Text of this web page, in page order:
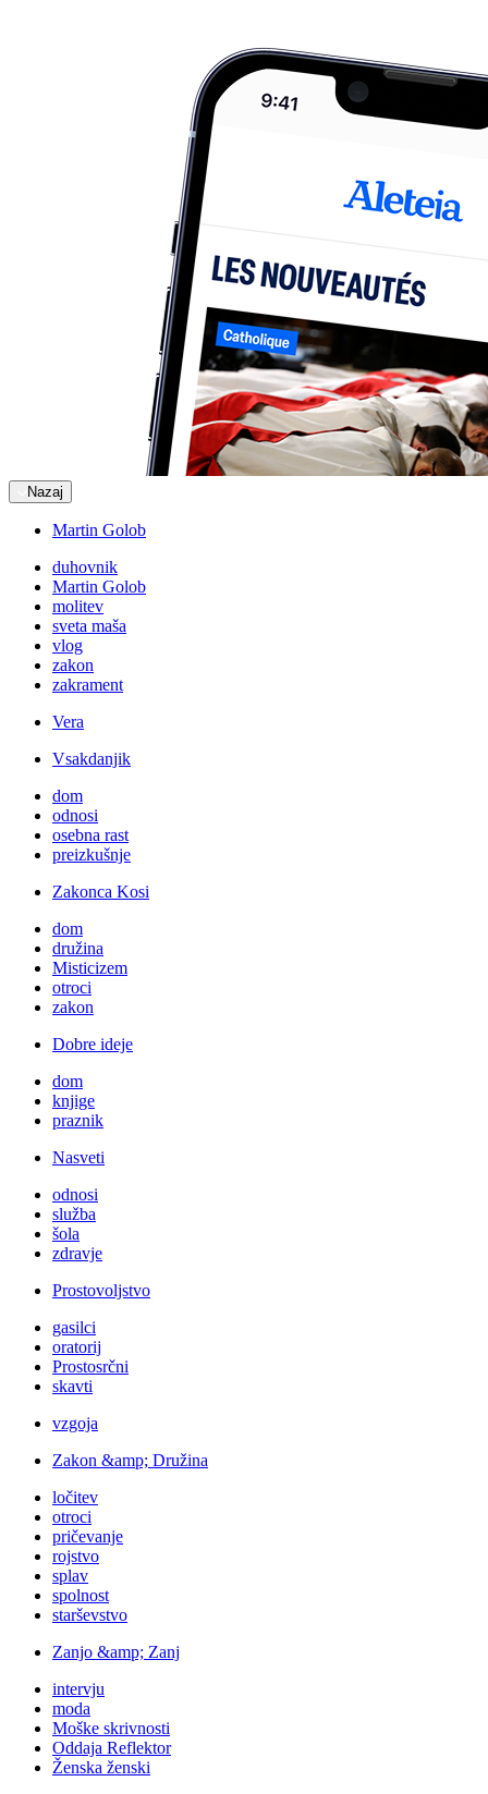
Nazaj
Martin Golob
duhovnik
Martin Golob
molitev
sveta maša
vlog
zakon
zakrament
Vera
Vsakdanjik
dom
odnosi
osebna rast
preizkušnje
Zakonca Kosi
dom
družina
Misticizem
otroci
zakon
Dobre ideje
dom
knjige
praznik
Nasveti
odnosi
služba
šola
zdravje
Prostovoljstvo
gasilci
oratorij
Prostosrčni
skavti
vzgoja
Zakon &amp; Družina
ločitev
otroci
pričevanje
rojstvo
splav
spolnost
starševstvo
Zanjo &amp; Zanj
intervju
moda
Moške skrivnosti
Oddaja Reflektor
Ženska ženski